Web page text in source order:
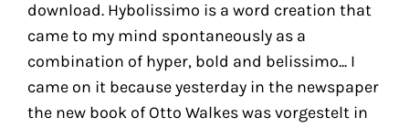
download. Hybolissimo is a word creation that
came to my mind spontaneously as a
combination of hyper, bold and belissimo... I
came on it because yesterday in the newspaper
the new book of Otto Walkes was vorgestelt in